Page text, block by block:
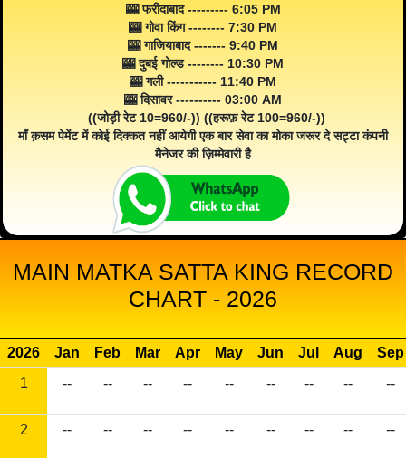
🎰 फरीदाबाद --------- 6:05 PM
🎰 गोवा किंग -------- 7:30 PM
🎰 गाजियाबाद ------- 9:40 PM
🎰 दुबई गोल्ड -------- 10:30 PM
🎰 गली ----------- 11:40 PM
🎰 दिसावर ---------- 03:00 AM
((जोड़ी रेट 10=960/-)) ((हरूफ़ रेट 100=960/-))
माँ क़सम पेमेंट में कोई दिक्कत नहीं आयेगी एक बार सेवा का मोका जरूर दे सट्टा कंपनी
मैनेजर की ज़िम्मेवारी है
MAIN MATKA SATTA KING RECORD
CHART - 2026
2026 Jan Feb Mar Apr May Jun Jul Aug
Sep
1
-- -- -- -- -- -- -- -- --
2 -- -- -- -- -- -- -- -- --